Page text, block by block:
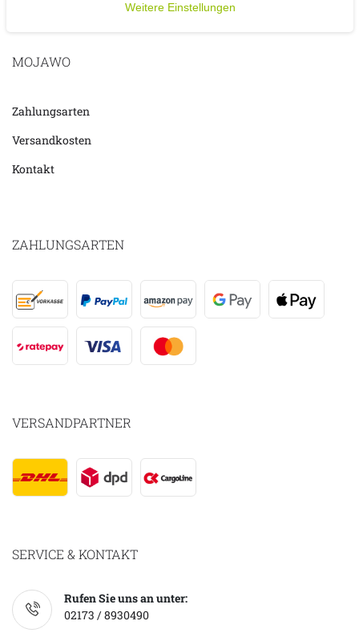
MOJAWO
Zahlungsarten
Versandkosten
Kontakt
ZAHLUNGSARTEN
VERSANDPARTNER
SERVICE & KONTAKT
Rufen Sie uns an unter:
02173 / 8930490
Weitere Einstellungen